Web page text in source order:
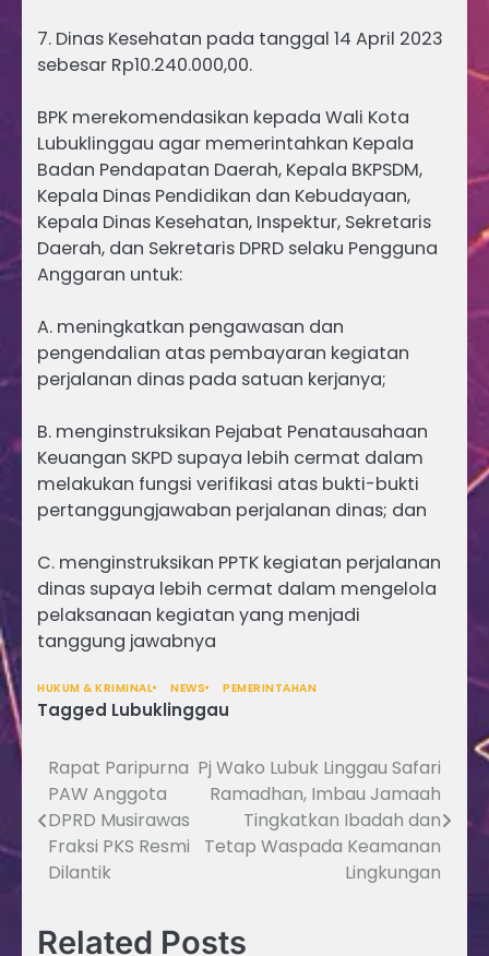
7. Dinas Kesehatan pada tanggal 14 April 2023
sebesar Rp10.240.000,00.
BPK merekomendasikan kepada Wali Kota
Lubuklinggau agar memerintahkan Kepala
Badan Pendapatan Daerah, Kepala BKPSDM,
Kepala Dinas Pendidikan dan Kebudayaan,
Kepala Dinas Kesehatan, Inspektur, Sekretaris
Daerah, dan Sekretaris DPRD selaku Pengguna
Anggaran untuk:
A. meningkatkan pengawasan dan
pengendalian atas pembayaran kegiatan
perjalanan dinas pada satuan kerjanya;
B. menginstruksikan Pejabat Penatausahaan
Keuangan SKPD supaya lebih cermat dalam
melakukan fungsi verifikasi atas bukti-bukti
pertanggungjawaban perjalanan dinas; dan
C. menginstruksikan PPTK kegiatan perjalanan
dinas supaya lebih cermat dalam mengelola
pelaksanaan kegiatan yang menjadi
tanggung jawabnya
HUKUM & KRIMINAL NEWS PEMERINTAHAN
Tagged Lubuklinggau
Navigasi
pos
Rapat Paripurna
PAW Anggota
DPRD Musirawas
Fraksi PKS Resmi
Dilantik
Pj Wako Lubuk Linggau Safari
Ramadhan, Imbau Jamaah
Tingkatkan Ibadah dan
Tetap Waspada Keamanan
Lingkungan
Related Posts